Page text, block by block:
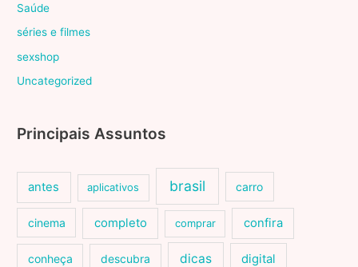
Saúde
séries e filmes
sexshop
Uncategorized
Principais Assuntos
antes aplicativos brasil carro
cinema completo comprar confira
conheça descubra dicas digital